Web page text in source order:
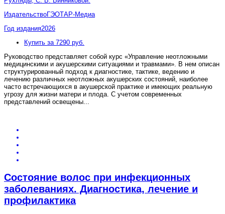
ИздательствоГЭОТАР-Медиа
Год издания2026
Купить за 7290 руб.
Руководство представляет собой курс «Управление неотложными
медицинскими и акушерскими ситуациями и травмами». В нем описан
структурированный подход к диагностике, тактике, ведению и
лечению различных неотложных акушерских состояний, наиболее
часто встречающихся в акушерской практике и имеющих реальную
угрозу для жизни матери и плода. С учетом современных
представлений освещены...
Состояние волос при инфекционных
заболеваниях. Диагностика, лечение и
профилактика